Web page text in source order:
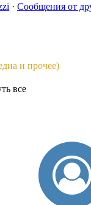
· Сообщения от
и прочее)
все